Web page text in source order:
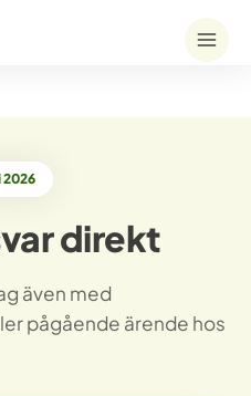
2026
direkt
även med
pågående ärende hos